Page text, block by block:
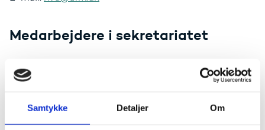
Samtykke Detaljer Om
Medarbejdere i sekretariatet
Anette Gramstrup
Teamkoordinator
Direkte telefon: +45 7231 8079